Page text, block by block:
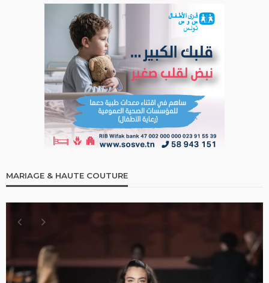
MARIAGE & HAUTE COUTURE